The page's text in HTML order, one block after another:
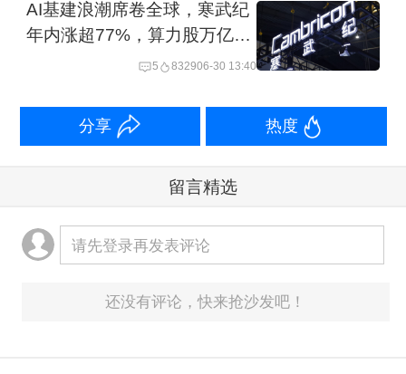
AI基建浪潮席卷全球，寒武纪
年内涨超77%，算力股万亿阵
5 832906-30 13:40
分享 热度
留言精选
请先登录再发表评论
还没有评论，快来抢沙发吧！